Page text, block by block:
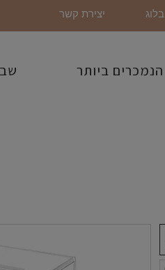
בלוג יצירת קשר
הנמכרים ביותר